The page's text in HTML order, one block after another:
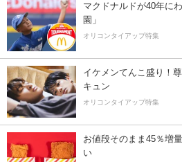
マクドナルドが40年に
園」
オリコンタイアップ特集
イケメンてんこ盛り！
キュン
オリコンタイアップ特集
お値段そのまま45％増
い